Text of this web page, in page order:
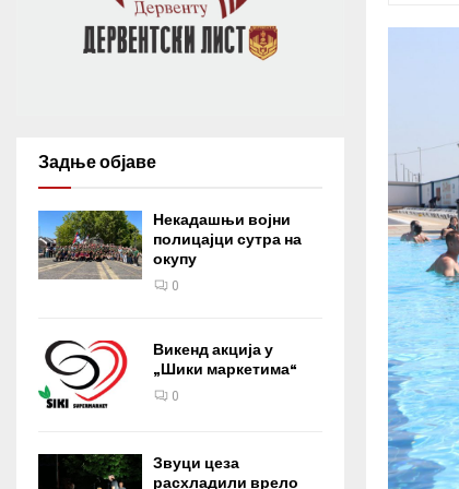
Задње објаве
Некадашњи војни
полицајци сутра на
окупу
0
Викенд акција у
„Шики маркетима“
0
Звуци цеза
расхладили врело